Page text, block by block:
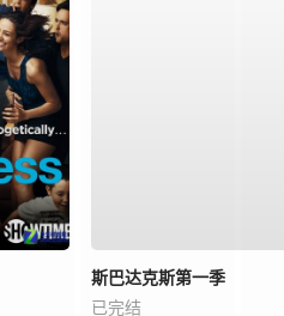
斯巴达克斯第一季
已完结